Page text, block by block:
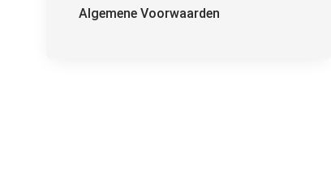
Algemene Voorwaarden